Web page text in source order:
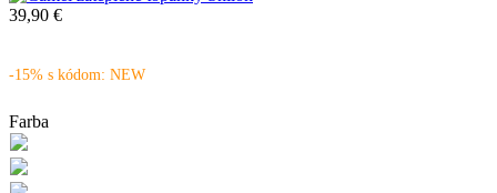
39,90 €
-15% s kódom: NEW
Farba